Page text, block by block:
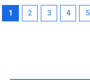
1 2 3 4 5